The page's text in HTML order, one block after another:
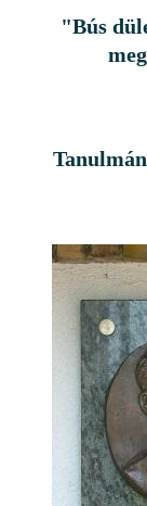
"Bús